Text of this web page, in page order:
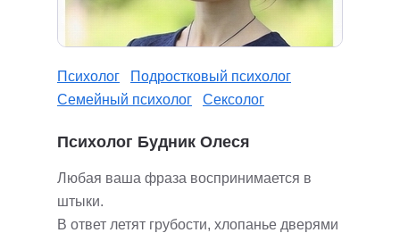
Психолог
Подростковый психолог
Семейный психолог
Сексолог
Психолог Будник Олеся
Любая ваша фраза воспринимается в
штыки.
В ответ летят грубости, хлопанье дверями